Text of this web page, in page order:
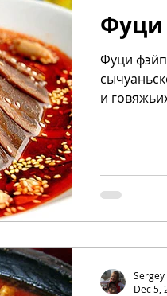
Фуци
Фуци
и
Dec 5,